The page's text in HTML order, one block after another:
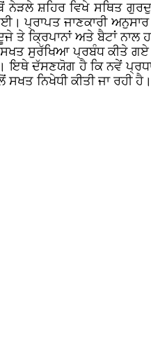
ਸ਼ਹਿਰ ਵਿਖੇ ਸਥਿਤ
ਪ੍ਰਾਪਤ ਜਾਣਕਾਰੀ
ਕ੍ਰਿਪਾਨਾਂ ਅਤੇ ਬੈਟਾਂ
ਸੁਰੱਖਿਆ ਪ੍ਰਬੰਧ ਕੀਤੇ
ਦੱਸਣਯੋਗ ਹੈ ਕਿ ਨਵੇਂ
ਨਿਖੇਧੀ ਕੀਤੀ ਜਾ ਰਹੀ ਹੈ।